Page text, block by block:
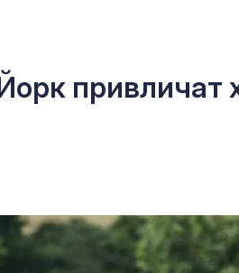
привличат